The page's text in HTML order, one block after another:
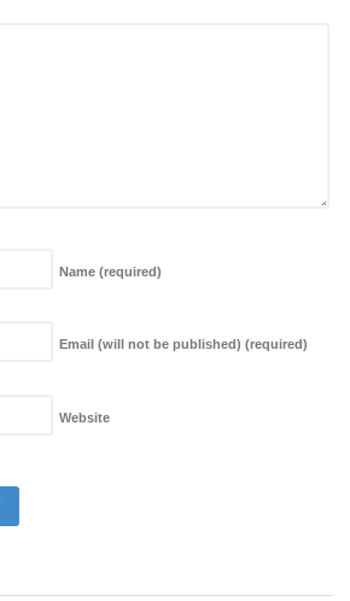
Name (required)
Email (will not be published) (required)
Website